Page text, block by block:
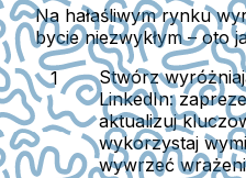
Na hałaśliwym rynku
bycie niezwykłym – oto
Stwórz
LinkedIn:
aktualizuj
wykorzystaj
wywrzeć